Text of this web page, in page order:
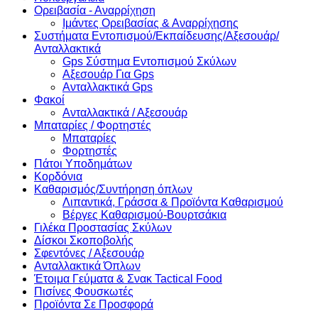
Ορειβασία - Αναρρίχηση
Ιμάντες Ορειβασίας & Αναρρίχησης
Συστήματα Εντοπισμού/Εκπαίδευσης/Αξεσουάρ/
Ανταλλακτικά
Gps Σύστημα Εντοπισμού Σκύλων
Αξεσουάρ Για Gps
Ανταλλακτικά Gps
Φακοί
Ανταλλακτικά / Αξεσουάρ
Μπαταρίες / Φορτηστές
Μπαταρίες
Φορτηστές
Πάτοι Υποδημάτων
Κορδόνια
Καθαρισμός/Συντήρηση όπλων
Λιπαντικά, Γράσσα & Προϊόντα Καθαρισμού
Βέργες Καθαρισμού-Βουρτσάκια
Γιλέκα Προστασίας Σκύλων
Δίσκοι Σκοποβολής
Σφεντόνες / Αξεσουάρ
Ανταλλακτικά Όπλων
Έτοιμα Γεύματα & Σνακ Tactical Food
Πισίνες Φουσκωτές
Προϊόντα Σε Προσφορά